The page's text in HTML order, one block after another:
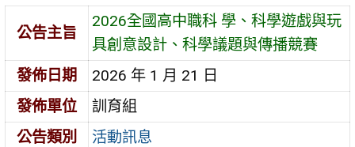
公告主旨
2026全國高中職科 學、科學遊戲與玩
具創意設計、科學議題與傳播競賽
發佈日期
2026 年 1 月 21 日
發佈單位
訓育組
公告類別
活動訊息